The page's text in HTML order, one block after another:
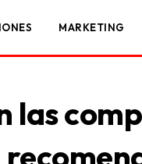
MARKETING
las